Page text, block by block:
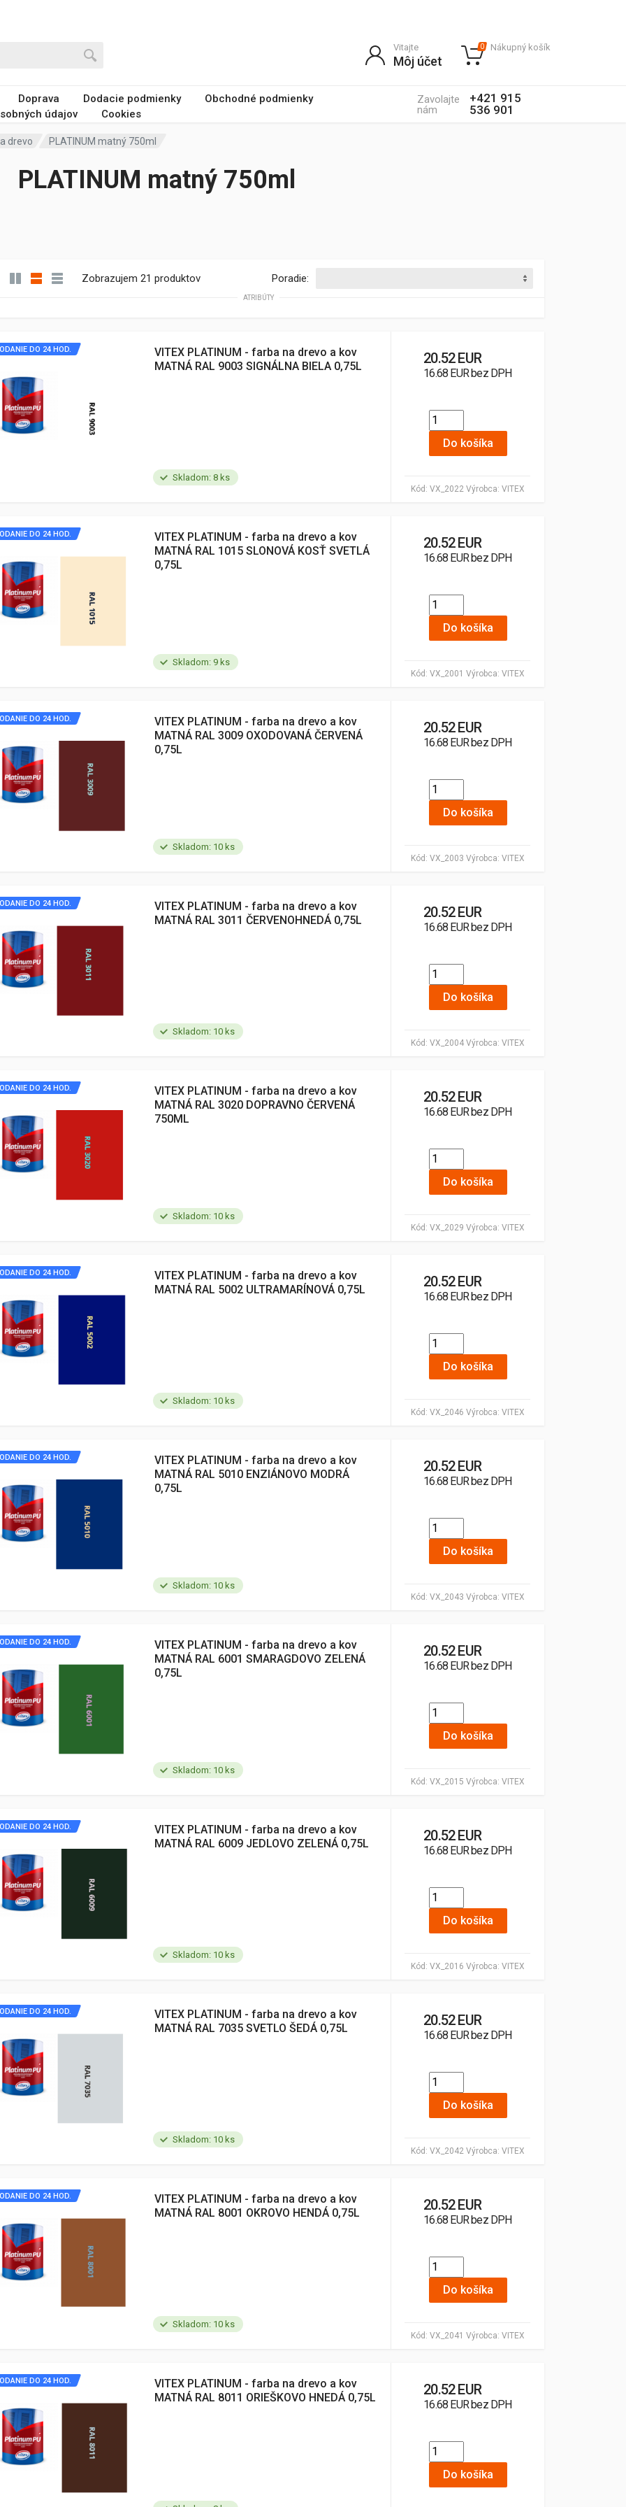
Doprava Dodacie podmienky
Obchodné podmienky
údajov
Cookies
Zavolajte
nám
+421 915
536 901
Vitajte
Môj účet
0 Nákupný košík
drevo PLATINUM matný 750ml
PLATINUM matný 750ml
Zobrazujem 21 produktov Poradie:
ATRIBÚTY
Skladom: 8 ks
Kód: VX_2022 Výrobca: VITEX
DO 24 HOD.
VITEX PLATINUM - farba na drevo a kov
MATNÁ RAL 9003 SIGNÁLNA BIELA 0,75L
20.52 EUR
16.68 EUR bez DPH
Do košíka
Skladom: 9 ks
Kód: VX_2001 Výrobca: VITEX
DO 24 HOD.
VITEX PLATINUM - farba na drevo a kov
MATNÁ RAL 1015 SLONOVÁ KOSŤ SVETLÁ
0,75L
20.52 EUR
16.68 EUR bez DPH
Do košíka
Skladom: 10 ks
Kód: VX_2003 Výrobca: VITEX
DO 24 HOD.
VITEX PLATINUM - farba na drevo a kov
MATNÁ RAL 3009 OXODOVANÁ ČERVENÁ
0,75L
20.52 EUR
16.68 EUR bez DPH
Do košíka
Skladom: 10 ks
Kód: VX_2004 Výrobca: VITEX
DO 24 HOD.
VITEX PLATINUM - farba na drevo a kov
MATNÁ RAL 3011 ČERVENOHNEDÁ 0,75L
20.52 EUR
16.68 EUR bez DPH
Do košíka
Skladom: 10 ks
Kód: VX_2029 Výrobca: VITEX
DO 24 HOD.
VITEX PLATINUM - farba na drevo a kov
MATNÁ RAL 3020 DOPRAVNO ČERVENÁ
750ML
20.52 EUR
16.68 EUR bez DPH
Do košíka
Skladom: 10 ks
Kód: VX_2046 Výrobca: VITEX
DO 24 HOD.
VITEX PLATINUM - farba na drevo a kov
MATNÁ RAL 5002 ULTRAMARÍNOVÁ 0,75L
20.52 EUR
16.68 EUR bez DPH
Do košíka
Skladom: 10 ks
Kód: VX_2043 Výrobca: VITEX
DO 24 HOD.
VITEX PLATINUM - farba na drevo a kov
MATNÁ RAL 5010 ENZIÁNOVO MODRÁ
0,75L
20.52 EUR
16.68 EUR bez DPH
Do košíka
Skladom: 10 ks
Kód: VX_2015 Výrobca: VITEX
DO 24 HOD.
VITEX PLATINUM - farba na drevo a kov
MATNÁ RAL 6001 SMARAGDOVO ZELENÁ
0,75L
20.52 EUR
16.68 EUR bez DPH
Do košíka
Skladom: 10 ks
Kód: VX_2016 Výrobca: VITEX
DO 24 HOD.
VITEX PLATINUM - farba na drevo a kov
MATNÁ RAL 6009 JEDLOVO ZELENÁ 0,75L
20.52 EUR
16.68 EUR bez DPH
Do košíka
Skladom: 10 ks
Kód: VX_2042 Výrobca: VITEX
DO 24 HOD.
VITEX PLATINUM - farba na drevo a kov
MATNÁ RAL 7035 SVETLO ŠEDÁ 0,75L
20.52 EUR
16.68 EUR bez DPH
Do košíka
Skladom: 10 ks
Kód: VX_2041 Výrobca: VITEX
DO 24 HOD.
VITEX PLATINUM - farba na drevo a kov
MATNÁ RAL 8001 OKROVO HENDÁ 0,75L
20.52 EUR
16.68 EUR bez DPH
Do košíka
DO 24 HOD.
VITEX PLATINUM - farba na drevo a kov
MATNÁ RAL 8011 ORIEŠKOVO HNEDÁ 0,75L
20.52 EUR
16.68 EUR bez DPH
Do košíka